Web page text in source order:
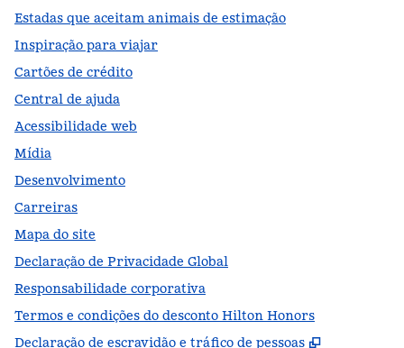
Estadas que aceitam animais de estimação
Inspiração para viajar
Cartões de crédito
Central de ajuda
Acessibilidade web
Mídia
Desenvolvimento
Carreiras
Mapa do site
Declaração de Privacidade Global
Responsabilidade corporativa
Termos e condições do desconto Hilton Honors
Declaração de escravidão e tráfico de pessoas
,